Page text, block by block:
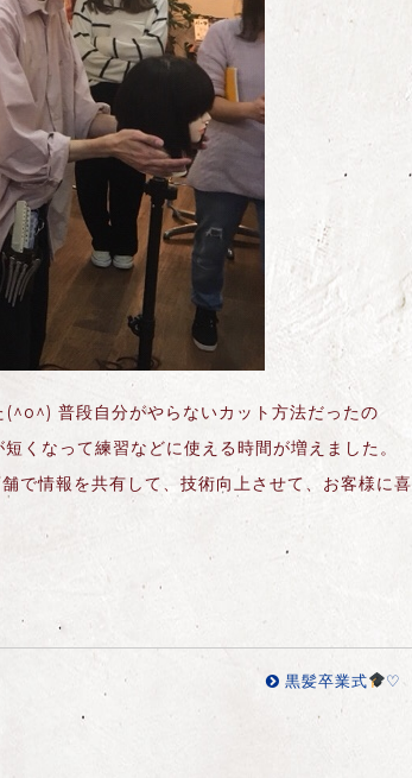
普段自分がやらないカット方法だったの
くなって練習などに使える時間が増えました。
で情報を共有して、技術向上させて、お客様に喜
黒髪卒業式 ♡